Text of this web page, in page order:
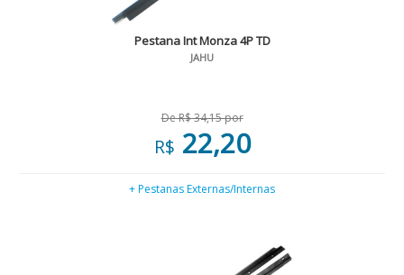
Pestana Int Monza 4P TD
JAHU
De R$ 34,15 por
R$ 22,20
+ Pestanas Externas/Internas